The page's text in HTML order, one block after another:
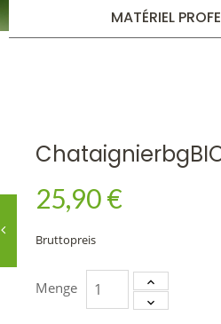
MATÉRIEL
25,90 €
Bruttopreis
Menge